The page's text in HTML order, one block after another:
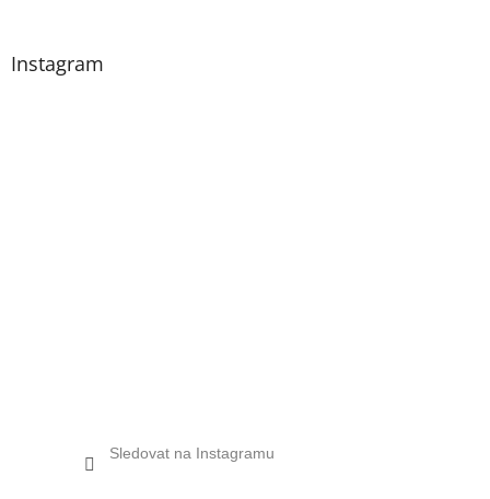
Instagram
Sledovat na Instagramu